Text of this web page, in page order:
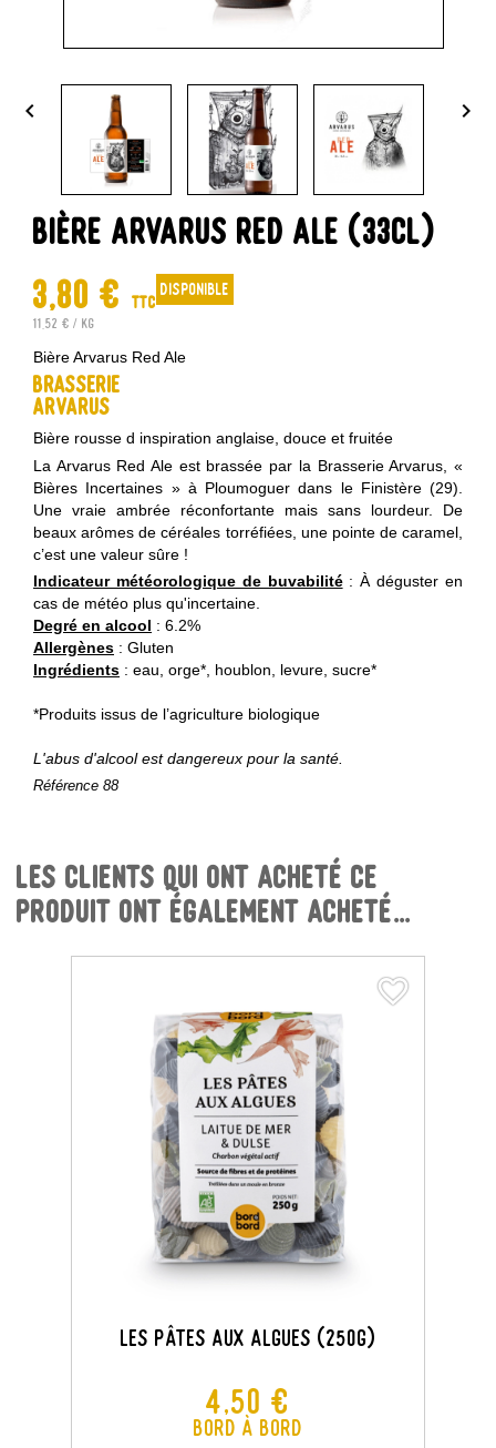
 
BIÈRE ARVARUS RED ALE (33CL)
3,80 € TTC
11,52 € / kg
disponible
Bière Arvarus Red Ale
Brasserie
Arvarus
Bière rousse d inspiration anglaise, douce et fruitée
La Arvarus Red Ale est brassée par la Brasserie Arvarus, «
Bières Incertaines » à Ploumoguer dans le Finistère (29).
Une vraie ambrée réconfortante mais sans lourdeur. De
beaux arômes de céréales torréfiées, une pointe de caramel,
c’est une valeur sûre !
Indicateur météorologique de buvabilité: À déguster en
cas de météo plus qu'incertaine.
Degré en alcool : 6.2%
Allergènes : Gluten
Ingrédients : eau, orge*, houblon, levure, sucre*
*Produits issus de l’agriculture biologique
L'abus d'alcool est dangereux pour la santé.
Référence 88
Les clients qui ont acheté ce
produit ont également acheté...
Les Pâtes Aux Algues (250G)
Prix
4,50 €
Bord à Bord
favorite_border
favorite_border